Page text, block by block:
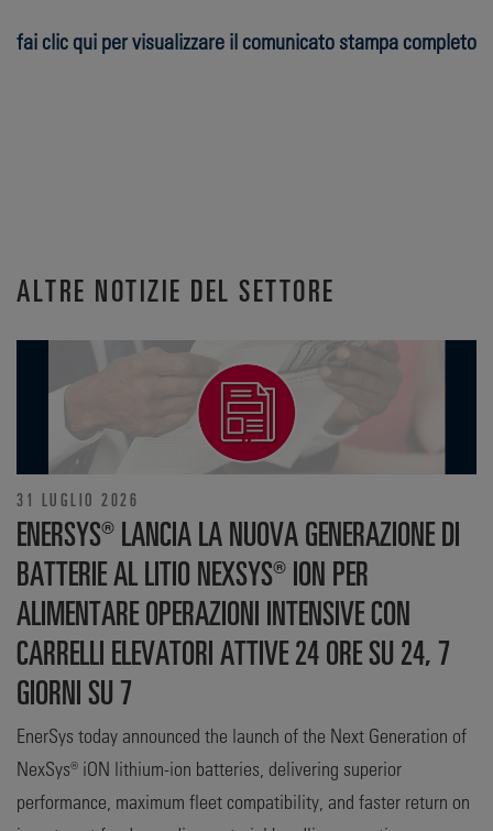
fai clic qui per visualizzare il comunicato stampa completo
ALTRE NOTIZIE DEL SETTORE
31 LUGLIO 2026
ENERSYS® LANCIA LA NUOVA GENERAZIONE DI
BATTERIE AL LITIO NEXSYS® ION PER
ALIMENTARE OPERAZIONI INTENSIVE CON
CARRELLI ELEVATORI ATTIVE 24 ORE SU 24, 7
GIORNI SU 7
EnerSys today announced the launch of the Next Generation of
NexSys® iON lithium-ion batteries, delivering superior
performance, maximum fleet compatibility, and faster return on